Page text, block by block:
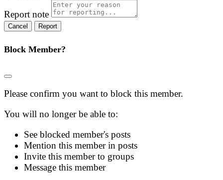
Report note
Report
Block Member?
Please confirm you want to block this member.
You will no longer be able to:
See blocked member's posts
Mention this member in posts
Invite this member to groups
Message this member